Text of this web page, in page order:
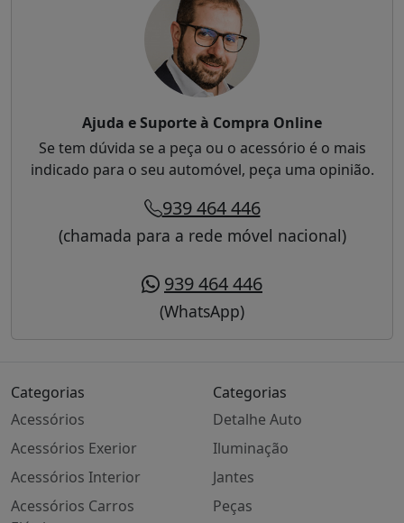
Ajuda e Suporte à Compra Online
Se tem dúvida se a peça ou o acessório é o mais
indicado para o seu automóvel, peça uma opinião.
939 464 446
(chamada para a rede móvel nacional)
939 464 446
(WhatsApp)
Categorias
Acessórios
Acessórios Exerior
Acessórios Interior
Acessórios Carros
Categorias
Detalhe Auto
Iluminação
Jantes
Peças